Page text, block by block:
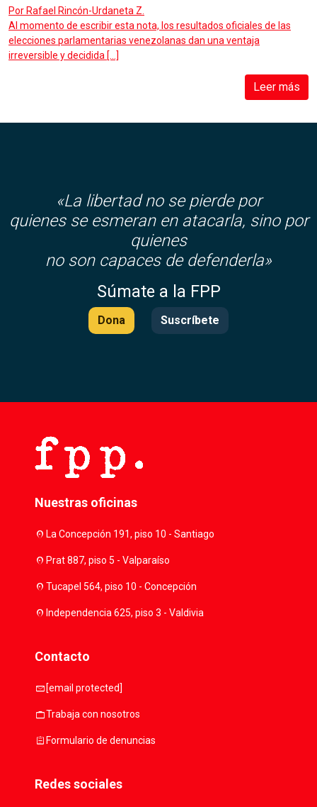
Por Rafael Rincón-Urdaneta Z.
Al momento de escribir esta nota, los resultados oficiales de las
elecciones parlamentarias venezolanas dan una ventaja
irreversible y decidida […]
Leer más
«La libertad no se pierde por
quienes se esmeran en atacarla, sino por
quienes
no son capaces de defenderla»
Súmate a la FPP
Dona Suscríbete
Nuestras oficinas
location_onLa Concepción 191, piso 10 - Santiago
location_onPrat 887, piso 5 - Valparaíso
location_onTucapel 564, piso 10 - Concepción
location_onIndependencia 625, piso 3 - Valdivia
Contacto
mail [email protected]
workTrabaja con nosotros
assignmentFormulario de denuncias
Redes sociales